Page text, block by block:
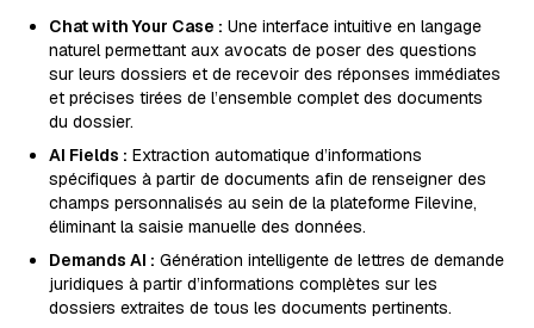
Chat with Your Case : Une interface intuitive en langage
naturel permettant aux avocats de poser des questions
sur leurs dossiers et de recevoir des réponses immédiates
et précises tirées de l’ensemble complet des documents
du dossier.
AI Fields : Extraction automatique d’informations
spécifiques à partir de documents afin de renseigner des
champs personnalisés au sein de la plateforme Filevine,
éliminant la saisie manuelle des données.
Demands AI : Génération intelligente de lettres de demande
juridiques à partir d’informations complètes sur les
dossiers extraites de tous les documents pertinents.